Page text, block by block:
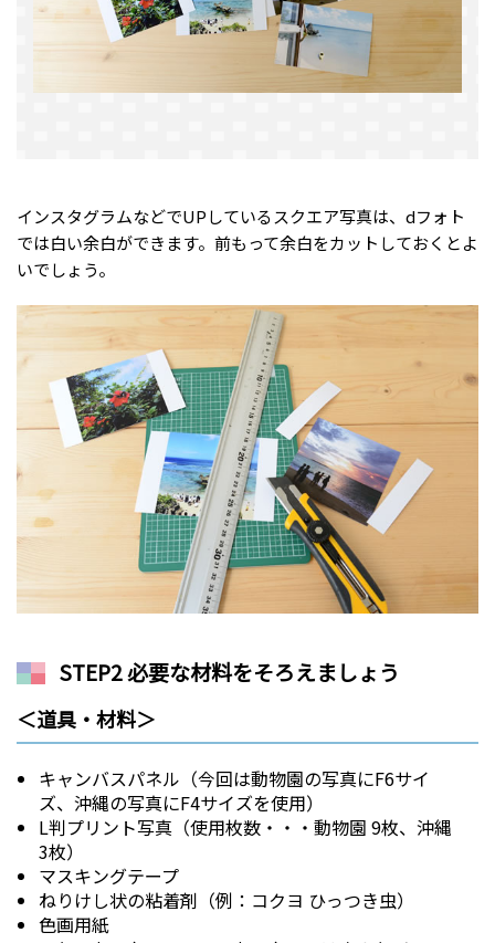
インスタグラムなどでUPしているスクエア写真は、dフォト
では白い余白ができます。前もって余白をカットしておくとよ
いでしょう。
STEP2 必要な材料をそろえましょう
＜道具・材料＞
キャンバスパネル（今回は動物園の写真にF6サイ
ズ、沖縄の写真にF4サイズを使用）
L判プリント写真（使用枚数・・・動物園 9枚、沖縄
3枚）
マスキングテープ
ねりけし状の粘着剤（例：コクヨ ひっつき虫）
色画用紙